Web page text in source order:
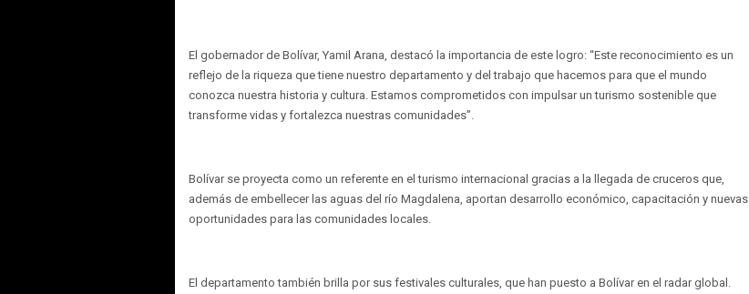
El gobernador de Bolívar, Yamil Arana, destacó la importancia de este logro: “Este reconocimiento es un
reflejo de la riqueza que tiene nuestro departamento y del trabajo que hacemos para que el mundo
conozca nuestra historia y cultura. Estamos comprometidos con impulsar un turismo sostenible que
transforme vidas y fortalezca nuestras comunidades”.
Bolívar se proyecta como un referente en el turismo internacional gracias a la llegada de cruceros que,
además de embellecer las aguas del río Magdalena, aportan desarrollo económico, capacitación y nuevas
oportunidades para las comunidades locales.
El departamento también brilla por sus festivales culturales, que han puesto a Bolívar en el radar global.